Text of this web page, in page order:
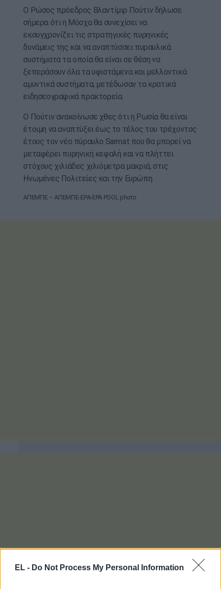
EL - Do Not Process My Personal Information
Ο Ρώσος πρόεδρος Βλαντίμιρ Πούτιν δήλωσε
σήμερα ότι η Μόσχα θα συνεχίσει να
εκσυγχρονίζει τις στρατηγικές πυρηνικές
δυνάμεις της και να αναπτύσσει πυραυλικά
συστήματα τα οποία θα είναι σε θέση να
ξεπεράσουν όλα τα υφιστάμενα και μελλοντικά
αμυντικά συστήματα, μετέδωσαν τα κρατικά
ειδησεογραφικά πρακτορεία.
Ο Πούτιν ανακοίνωσε χθες ότι η Ρωσία θα είναι
έτοιμη να αναπτύξει έως το τέλος του τρέχοντος
έτους τον νέο πύραυλο Sarmat που θα μπορεί να
μεταφέρει πυρηνική κεφαλή και να πλήττει
στόχους χιλιάδες χιλιόμετρα μακριά, στις
Ηνωμένες Πολιτείες και την Ευρώπη.
ΑΠΕΜΠΕ – ΑΠΕΜΠΕ-EPA-EPA POOL photo